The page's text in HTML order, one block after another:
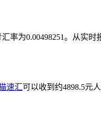
率为0.00498251。从实
速汇可以收到约4898.5元